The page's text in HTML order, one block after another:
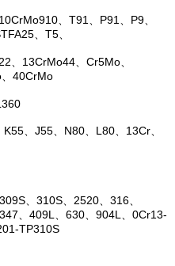
、T91、P91、P9、
、T5、
、13CrMo44、Cr5Mo、
40CrMo
、J55、N80、L80、13Cr、
、310S、2520、316、
、409L、630、904L、0Cr13-
TP310S